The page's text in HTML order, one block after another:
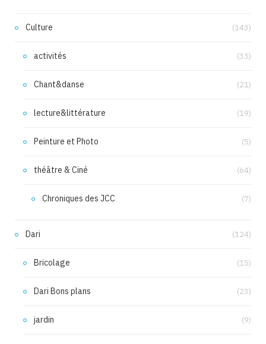
Culture (143)
activités (33)
Chant&danse (21)
lecture&littérature (19)
Peinture et Photo (5)
théâtre & Ciné (64)
Chroniques des JCC (7)
Dari (124)
Bricolage (15)
Dari Bons plans (23)
jardin (9)